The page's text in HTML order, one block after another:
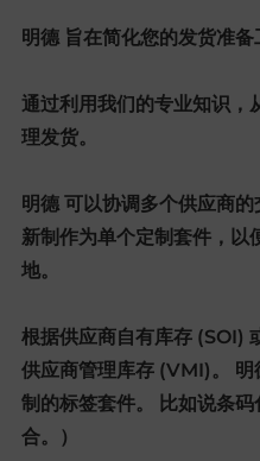
明德 旨在简化您的发货准备
通过利用我们的专业知识，
理发货。
明德 可以协调多个供应商
新制作为单个定制套件，以
地。
根据供应商自有库存 (SOI)
供应商管理库存 (VMI)。 明
制的标签套件。 比如说条
合。）